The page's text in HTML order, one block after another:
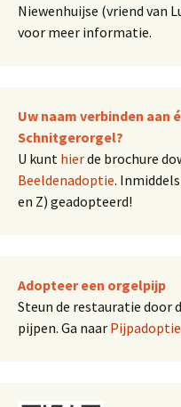
Niewenhuijse (vriend van
voor meer informatie.
Uw naam verbinden aan
Schnitgerorgel?
U kunt hierde brochure
Beeldenadoptie.
en Z) geadopteerd!
Adopteer een orgelpijp
Steun de restauratie door
pijpen. Ga naar Pijpadoptie